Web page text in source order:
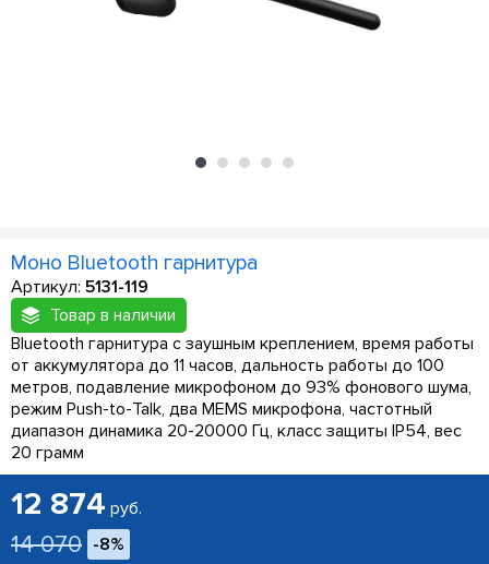
Моно Bluetooth гарнитура
Артикул: 5131-119
Товар в наличии
Bluetooth гарнитура с заушным креплением, время работы
от аккумулятора до 11 часов, дальность работы до 100
метров, подавление микрофоном до 93% фонового шума,
режим Push-to-Talk, два MEMS микрофона, частотный
диапазон динамика 20-20000 Гц, класс защиты IP54, вес
20 грамм
12 874 руб.
14 070 -8%